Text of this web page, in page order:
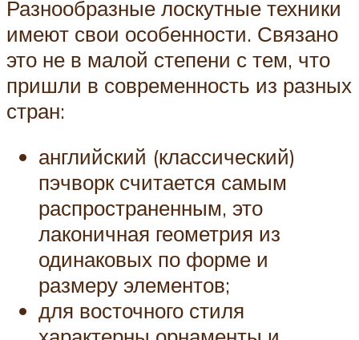
Разнообразные лоскутные техники
имеют свои особенности. Связано
это не в малой степени с тем, что
пришли в современность из разных
стран:
английский (классический)
пэчворк считается самым
распространенным, это
лаконичная геометрия из
одинаковых по форме и
размеру элементов;
для восточного стиля